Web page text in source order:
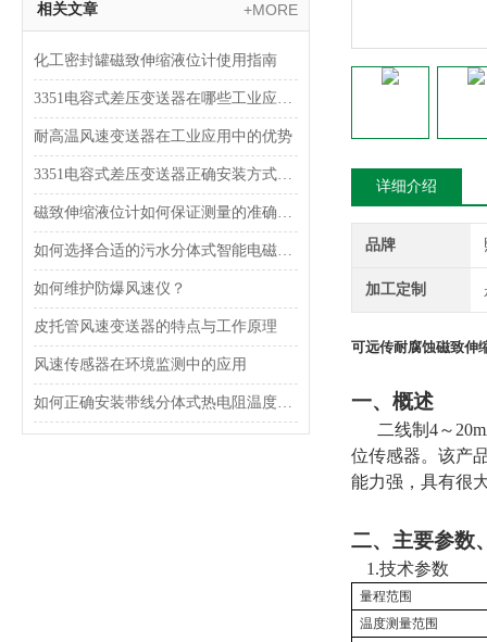
相关文章 +MORE
化工密封罐磁致伸缩液位计使用指南
3351电容式差压变送器在哪些工业应用中使用？
耐高温风速变送器在工业应用中的优势
3351电容式差压变送器正确安装方式，一定得掌握！
磁致伸缩液位计如何保证测量的准确性？
如何选择合适的污水分体式智能电磁流量计？
如何维护防爆风速仪？
皮托管风速变送器的特点与工作原理
风速传感器在环境监测中的应用
如何正确安装带线分体式热电阻温度传感器？
详细介绍
品牌
加工定制
可远传耐腐蚀磁致伸
一、概述
二线制 4～
位传感器。该产
能力强，具有很
二、主要参数
1.技术参数
量程范围
温度测量范围